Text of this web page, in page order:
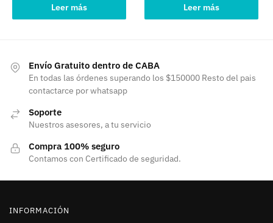
Leer más Leer más
Envío Gratuito dentro de CABA
En todas las órdenes superando los $150000 Resto del pais
contactarce por whatsapp
Soporte
Nuestros asesores, a tu servicio
Compra 100% seguro
Contamos con Certificado de seguridad.
INFORMACIÓN